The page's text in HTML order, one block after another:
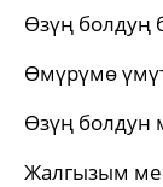
Өзүң
Өмүрүмө
Өзүң болдун
Жалгызым